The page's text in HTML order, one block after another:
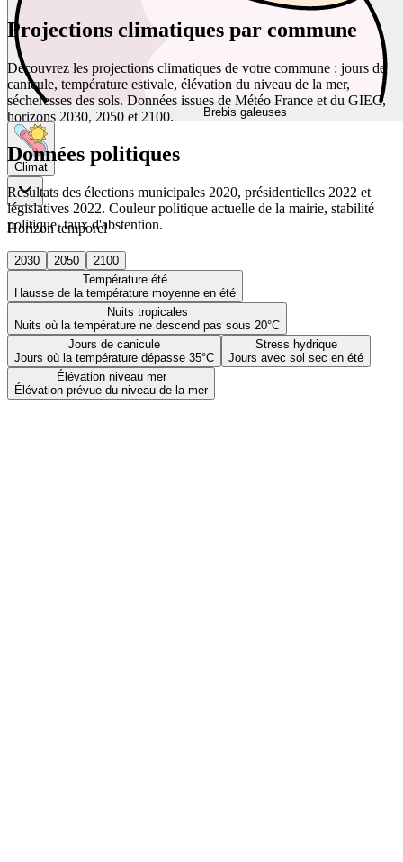
Brebis galeuses
Climat
Horizon temporel
2030 2050
2100
Température été
Hausse de la température moyenne en été
Nuits tropicales
Nuits où la température ne descend pas sous 20°C
Jours de canicule
Jours où la température dépasse 35°C
Stress hydrique
Jours avec sol sec en été
Élévation niveau mer
Élévation prévue du niveau de la mer
Projections climatiques par commune
Découvrez les projections climatiques de votre commune : jours de
canicule, température estivale, élévation du niveau de la mer,
sécheresses des sols. Données issues de Météo France et du GIEC,
horizons 2030, 2050 et 2100.
Données politiques
Résultats des élections municipales 2020, présidentielles 2022 et
législatives 2022. Couleur politique actuelle de la mairie, stabilité
politique, taux d'abstention.